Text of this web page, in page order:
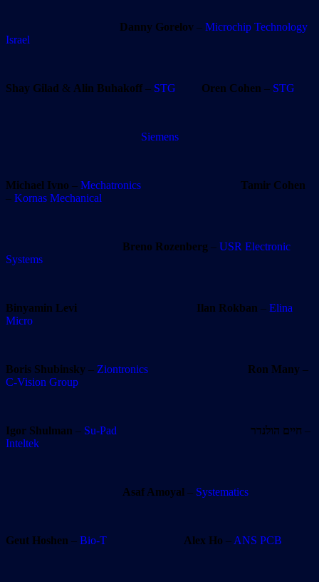
Danny Gorelov – Microchip Technology
Israel
Shay Gilad & Alin Buhakoff – STG Oren Cohen – STG
Siemens
Michael Ivno – Mechatronics
Tamir Cohen
– Kornas Mechanical
Breno Rozenberg – USR Electronic
Systems
Binyamin Levi Ilan Rokban – Elina
Micro
Boris Shubinsky – Ziontronics Ron Many –
C-Vision Group
Igor Shulman – Su-Pad חיים הולנדר –
Inteltek
Asaf Amoyal – Systematics
Geut Hoshen – Bio-T Alex Ho – ANS PCB